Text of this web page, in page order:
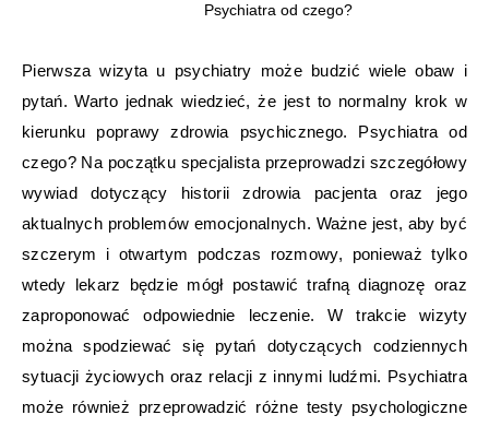
Psychiatra od czego?
Pierwsza wizyta u psychiatry może budzić wiele obaw i
pytań. Warto jednak wiedzieć, że jest to normalny krok w
kierunku poprawy zdrowia psychicznego. Psychiatra od
czego? Na początku specjalista przeprowadzi szczegółowy
wywiad dotyczący historii zdrowia pacjenta oraz jego
aktualnych problemów emocjonalnych. Ważne jest, aby być
szczerym i otwartym podczas rozmowy, ponieważ tylko
wtedy lekarz będzie mógł postawić trafną diagnozę oraz
zaproponować odpowiednie leczenie. W trakcie wizyty
można spodziewać się pytań dotyczących codziennych
sytuacji życiowych oraz relacji z innymi ludźmi. Psychiatra
może również przeprowadzić różne testy psychologiczne